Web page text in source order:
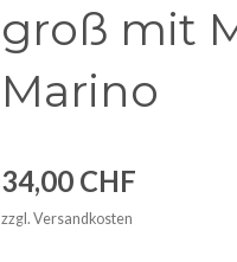
groß mit
Marino
34,00 CHF
zzgl. Versandkosten